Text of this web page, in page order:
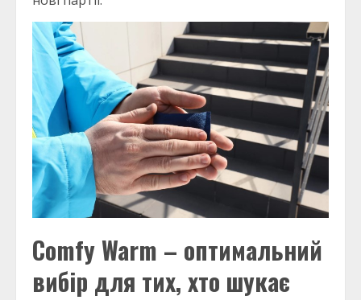
Comfy Warm – оптимальний
вибір для тих, хто шукає